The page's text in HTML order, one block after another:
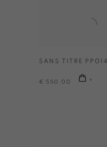
SANS TITRE PP014
€ 550.00